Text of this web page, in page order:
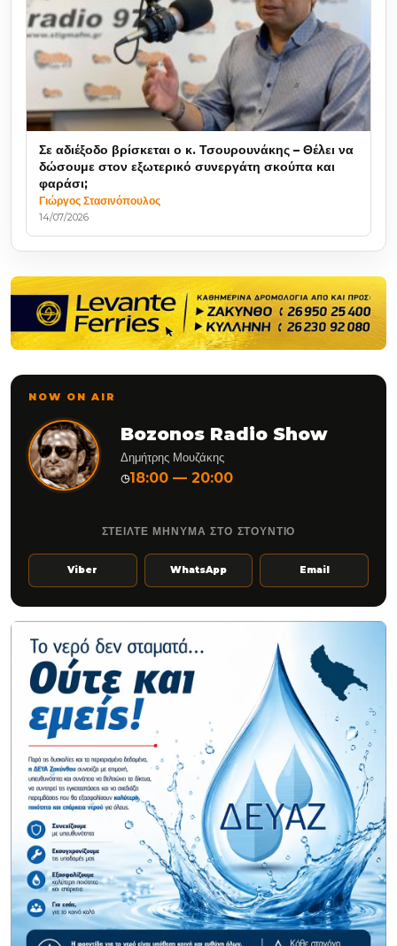
Σε αδιέξοδο βρίσκεται ο κ. Τσουρουνάκης – Θέλει να
δώσουμε στον εξωτερικό συνεργάτη σκούπα και
φαράσι;
Γιώργος Στασινόπουλος
14/07/2026
NOW ON AIR
Bozonos Radio Show
Δημήτρης Μουζάκης
◷18:00 — 20:00
ΣΤΕΙΛΤΕ ΜΗΝΥΜΑ ΣΤΟ ΣΤΟΥΝΤΙΟ
Viber WhatsApp Email